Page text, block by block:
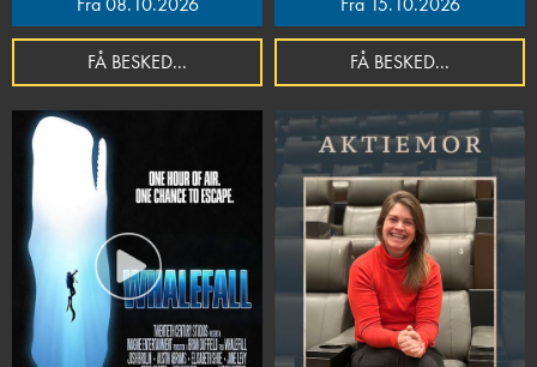
FÅ BESKED... FÅ BESKED...